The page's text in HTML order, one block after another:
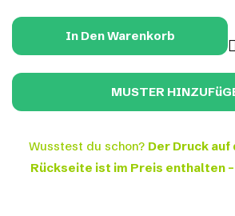
In Den Warenkorb
Wusstest du schon? Der Druck
Rückseite ist im Preis enthalten